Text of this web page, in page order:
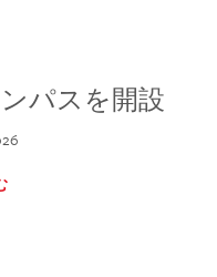
パスを開設